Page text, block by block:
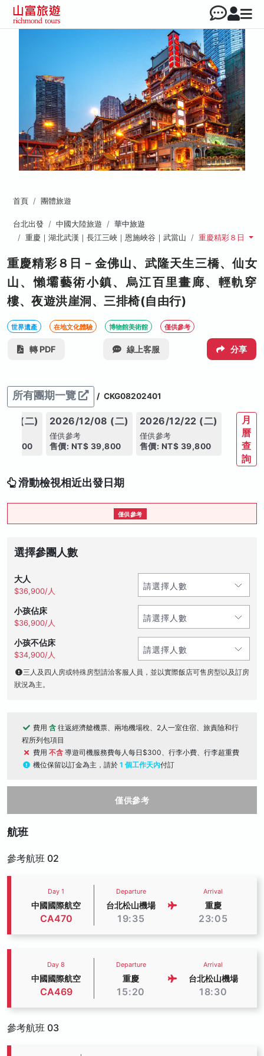
首頁 團體旅遊
台北出發 中國大陸旅遊
華中旅遊
重慶｜湖北武漢｜長江三峽｜恩施峽谷｜武當山
重慶精彩８日
重慶精彩８日－金佛山、武隆天生三橋、仙女
山、懶壩藝術小鎮、烏江百里畫廊、輕軌穿
樓、夜遊洪崖洞、三排椅(自由行)
世界遺產 在地文化體驗 博物館美術館 僅供參考
轉 PDF 線上客服 分享
所有團期一覽 / CKG08202401
24 (二)
39,800
2026/12/08 (二)
僅供參考
售價: NT$ 39,800
2026/12/22 (二)
僅供參考
售價: NT$ 39,800
月
曆
查
詢
滑動檢視相近出發日期
僅供參考
選擇參團人數
大人
$36,900/人
小孩佔床
$36,900/人
小孩不佔床
$34,900/人
三人及四人房或特殊房型請洽客服人員，並以實際飯店可售房型以及訂房
狀況為主。
費用 含 往返經濟艙機票、兩地機場稅、2人一室住宿、旅責險和行
程所列包項目
費用 不含 導遊司機服務費每人每日$300、行李小費、行李超重費
機位保留以訂金為主，請於 1 個工作天內付訂
僅供參考
航班
參考航班 02
Day 1
中國國際航空
CA470
Departure
台北松山機場
19:35
Arrival
重慶
23:05
Day 8
中國國際航空
CA469
Departure
重慶
15:20
Arrival
台北松山機場
18:30
參考航班 03